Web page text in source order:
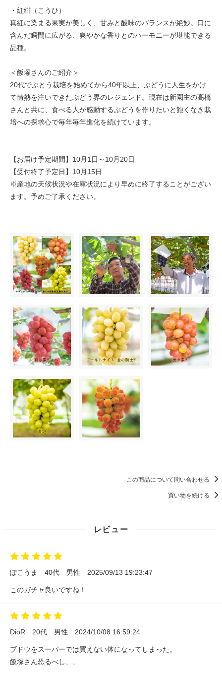
・紅緋（こうひ）
真紅に染まる果実が美しく、甘みと酸味のバランスが絶妙。口に
含んだ瞬間に広がる、爽やかな香りとのハーモニーが堪能できる
品種。
＜飯塚さんのご紹介＞
20代でぶとう栽培を始めてから40年以上、ぶどうに人生をかけ
て情熱を注いできたぶどう界のレジェンド。現在は新園主の高橋
さんと共に、食べる人が感動するぶどうを作りたいと飽くなき栽
培への探求心で毎年毎年進化を続けています。
【お届け予定期間】10月1日～10月20日
【受付終了予定日】10月15日
※産地の天候状況や在庫状況により早めに終了することがござい
ます。予めご了承ください。
この商品について問い合わせる
買い物を続ける
レビュー
ぽこうま 40代 男性 2025/09/13 19:23:47
このガチャ良いですね！
DioR 20代 男性 2024/10/08 16:59:24
ブドウをスーパーでは買えない体になってしまった。
飯塚さん恐るべし、、